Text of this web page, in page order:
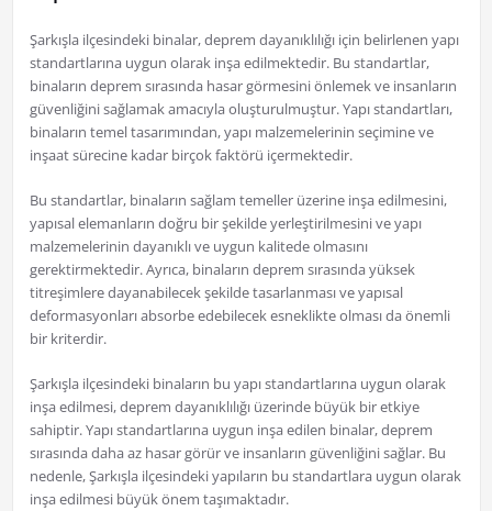
Şarkışla ilçesindeki binalar, deprem dayanıklılığı için belirlenen yapı
standartlarına uygun olarak inşa edilmektedir. Bu standartlar,
binaların deprem sırasında hasar görmesini önlemek ve insanların
güvenliğini sağlamak amacıyla oluşturulmuştur. Yapı standartları,
binaların temel tasarımından, yapı malzemelerinin seçimine ve
inşaat sürecine kadar birçok faktörü içermektedir.
Bu standartlar, binaların sağlam temeller üzerine inşa edilmesini,
yapısal elemanların doğru bir şekilde yerleştirilmesini ve yapı
malzemelerinin dayanıklı ve uygun kalitede olmasını
gerektirmektedir. Ayrıca, binaların deprem sırasında yüksek
titreşimlere dayanabilecek şekilde tasarlanması ve yapısal
deformasyonları absorbe edebilecek esneklikte olması da önemli
bir kriterdir.
Şarkışla ilçesindeki binaların bu yapı standartlarına uygun olarak
inşa edilmesi, deprem dayanıklılığı üzerinde büyük bir etkiye
sahiptir. Yapı standartlarına uygun inşa edilen binalar, deprem
sırasında daha az hasar görür ve insanların güvenliğini sağlar. Bu
nedenle, Şarkışla ilçesindeki yapıların bu standartlara uygun olarak
inşa edilmesi büyük önem taşımaktadır.